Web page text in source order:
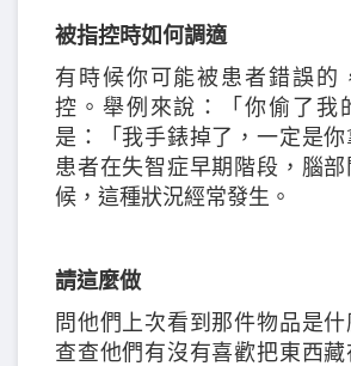
被指控時如何調適
有時候你可能被患者錯誤的
控。舉例來說：「你偷了我
是：「我手錶掉了，一定是
患者在失智症早期階段，腦
候，這種狀況經常發生。
請這麼做
問他們上次看到那件物品是
查查他們有沒有喜歡把東西